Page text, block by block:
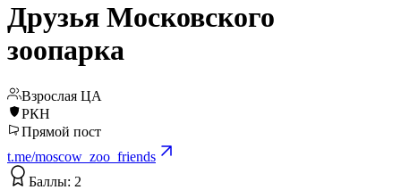
Друзья Московского
зоопарка
Взрослая ЦА
РКН
Прямой пост
t.me/moscow_zoo_friends
Баллы: 2